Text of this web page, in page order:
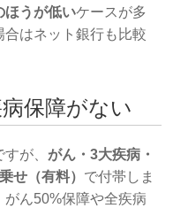
ほうが低いケースが多
はネット銀行も比較
保障がない
が、 がん・3大疾病・
せ（有料） で付帯しま
ん50%保障や全疾病